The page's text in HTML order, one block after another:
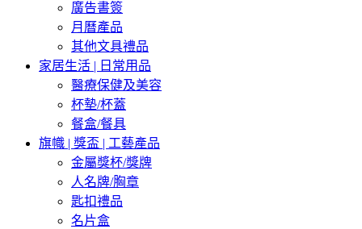
廣告書簽
月曆產品
其他文具禮品
家居生活 | 日常用品
醫療保健及美容
杯墊/杯蓋
餐盒/餐具
旗幟 | 獎盃 | 工藝產品
金屬獎杯/獎牌
人名牌/胸章
匙扣禮品
名片盒